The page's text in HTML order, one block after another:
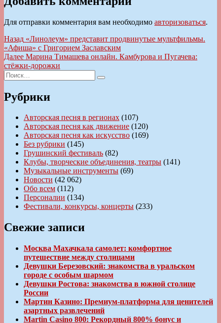
Для отправки комментария вам необходимо авторизоваться.
Навигация
по
записям
Назад Предыдущая
запись:
«Линолеум» представит продвинутые мультфильмы.
«Афиша» с Григорием Заславским
Далее Следующая
запись:
Марина Тимашева онлайн. Камбурова и Пугачева:
стёжки-дорожки
Искать:
Поиск
Рубрики
Авторская песня в регионах (107)
Авторская песня как движение (120)
Авторская песня как искусство (169)
Без рубрики (145)
Грушинский фестиваль (82)
Клубы, творческие объединения, театры (141)
Музыкальные инструменты (69)
Новости (42 062)
Обо всем (112)
Персоналии (134)
Фестивали, конкурсы, концерты (233)
Свежие записи
Москва Махачкала самолет: комфортное
путешествие между столицами
Девушки Березовский: знакомства в уральском
городе с особым шармом
Девушки Ростова: знакомства в южной столице
России
Мартин Казино: Премиум-платформа для ценителей
азартных развлечений
Martin Casino 800: Рекордный 800% бонус и